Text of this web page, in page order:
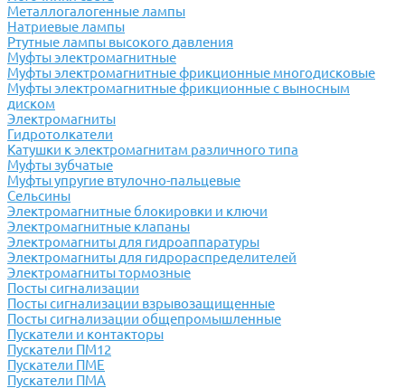
Металлогалогенные лампы
Натриевые лампы
Ртутные лампы высокого давления
Муфты электромагнитные
Муфты электромагнитные фрикционные многодисковые
Муфты электромагнитные фрикционные с выносным
диском
Электромагниты
Гидротолкатели
Катушки к электромагнитам различного типа
Муфты зубчатые
Муфты упругие втулочно-пальцевые
Сельсины
Электромагнитные блокировки и ключи
Электромагнитные клапаны
Электромагниты для гидроаппаратуры
Электромагниты для гидрораспределителей
Электромагниты тормозные
Посты сигнализации
Посты сигнализации взрывозащищенные
Посты сигнализации общепромышленные
Пускатели и контакторы
Пускатели ПМ12
Пускатели ПМЕ
Пускатели ПМА